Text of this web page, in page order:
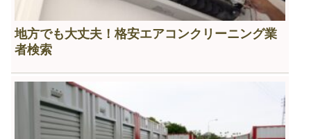
地方でも大丈夫！格安エアコンクリーニング業
者検索